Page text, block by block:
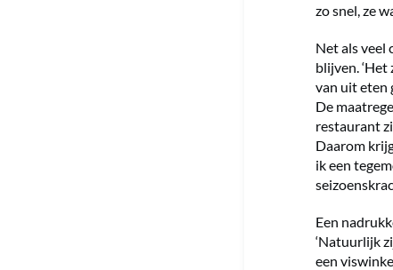
zo snel, ze
Net als veel
blijven.
van uit eten
De
restaurant
Daarom
ik een
Een
‘Natuurlijk
een